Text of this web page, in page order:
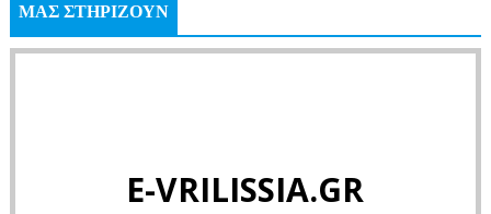
ΜΑΣ ΣΤΗΡΙΖΟΥΝ
E-VRILISSIA.GR